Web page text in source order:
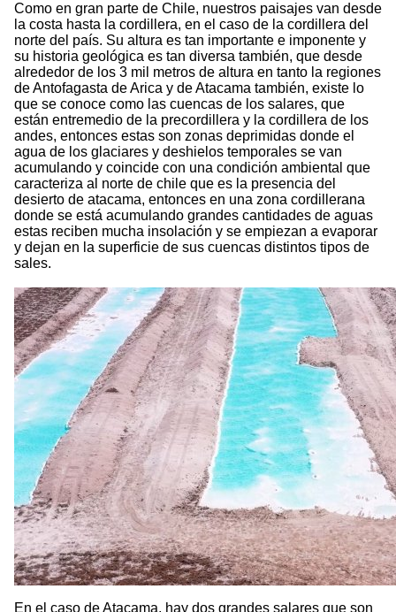
Como en gran parte de Chile, nuestros paisajes van desde
la costa hasta la cordillera, en el caso de la cordillera del
norte del país. Su altura es tan importante e imponente y
su historia geológica es tan diversa también, que desde
alrededor de los 3 mil metros de altura en tanto la regiones
de Antofagasta de Arica y de Atacama también, existe lo
que se conoce como las cuencas de los salares, que
están entremedio de la precordillera y la cordillera de los
andes, entonces estas son zonas deprimidas donde el
agua de los glaciares y deshielos temporales se van
acumulando y coincide con una condición ambiental que
caracteriza al norte de chile que es la presencia del
desierto de atacama, entonces en una zona cordillerana
donde se está acumulando grandes cantidades de aguas
estas reciben mucha insolación y se empiezan a evaporar
y dejan en la superficie de sus cuencas distintos tipos de
sales.
En el caso de Atacama, hay dos grandes salares que son